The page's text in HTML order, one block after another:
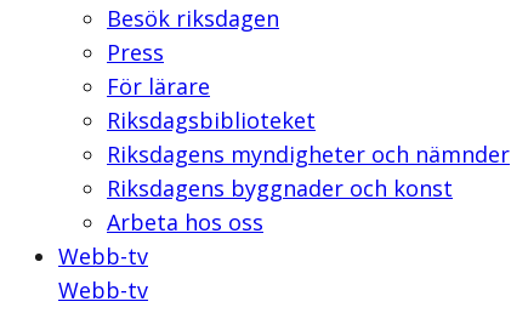
Besök riksdagen
Press
För lärare
Riksdagsbiblioteket
Riksdagens myndigheter och nämnder
Riksdagens byggnader och konst
Arbeta hos oss
Webb-tv
Webb-tv